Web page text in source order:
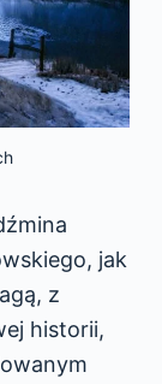
jak
z
historii,